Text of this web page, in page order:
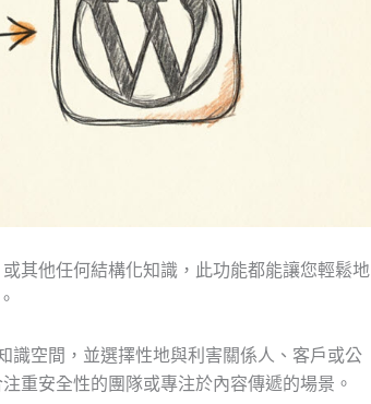
其他任何結構化知識，此功能都能讓您輕鬆地
識空間，並選擇性地與利害關係人、客戶或公
安全性的團隊或專注於內容傳遞的場景。